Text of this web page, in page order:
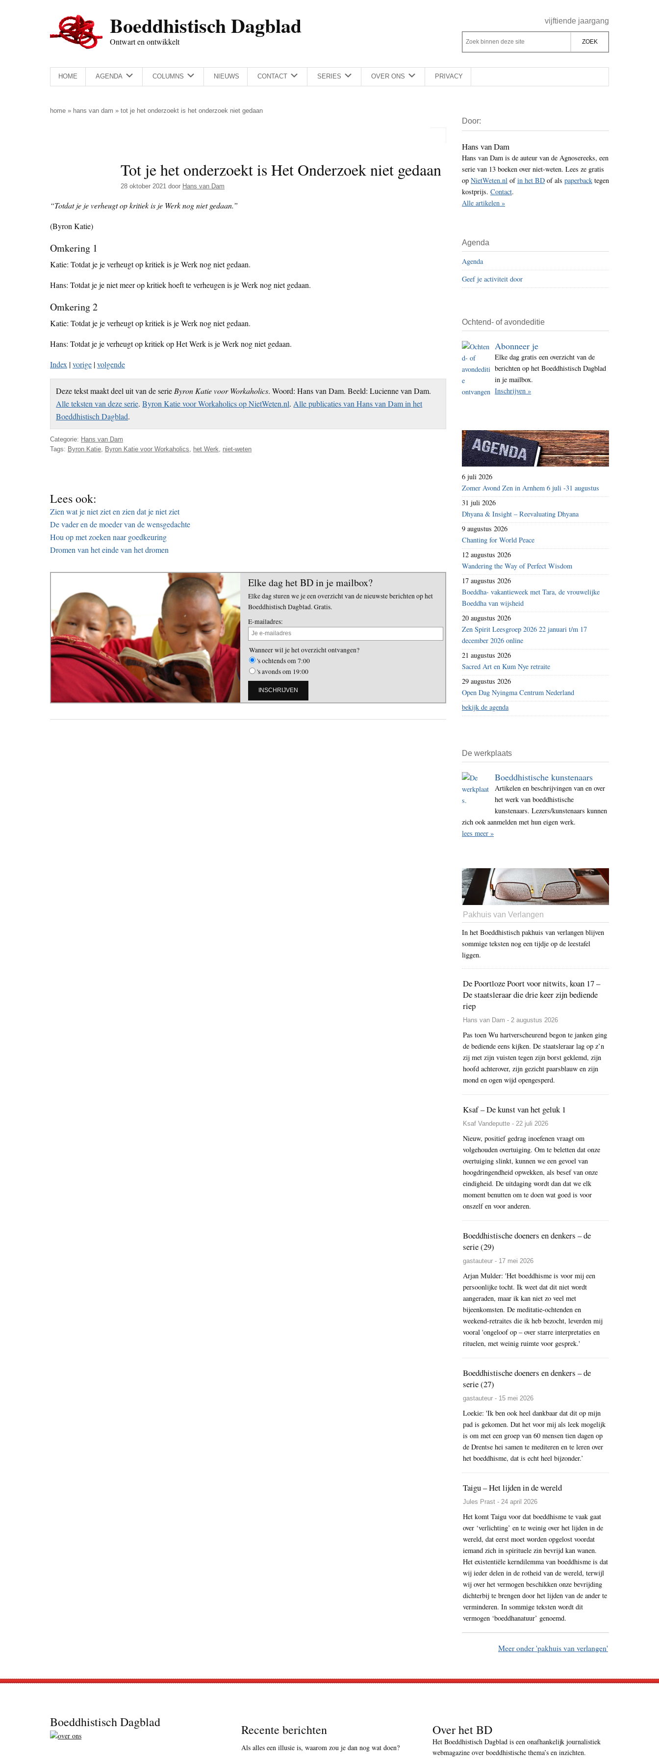
Boeddhistisch Dagblad
Ontwart en ontwikkelt
Rechts
vijftiende jaargang
Z
o
e
k
d
e
z
e
s
i
t
Z
o
k
b
n
n
e
z
e
t
e
HOME AGENDA COLUMNS NIEUWS CONTACT SERIES OVER ONS PRIVACY
home » hans van dam » tot je het onderzoekt is het onderzoek niet gedaan
Tot je het onderzoekt is Het Onderzoek niet gedaan
28 oktober 2021 door Hans van Dam
“Totdat je je verheugt op kritiek is je Werk nog niet gedaan.”
(Byron Katie)
Omkering 1
Katie: Totdat je je verheugt op kritiek is je Werk nog niet gedaan.
Hans: Totdat je je niet meer op kritiek hoeft te verheugen is je Werk nog niet gedaan.
Omkering 2
Katie: Totdat je je verheugt op kritiek is je Werk nog niet gedaan.
Hans: Totdat je je verheugt op kritiek op Het Werk is je Werk nog niet gedaan.
Index |vorige |volgende
Deze tekst maakt deel uit van de serieByron Katie voor Workaholics. Woord: Hans van Dam. Beeld: Lucienne van Dam.
Alle teksten van deze serie.Byron Katie voor Workaholics op NietWeten.nl.Alle publicaties van Hans van Dam in het
Boeddhistisch Dagblad.
Categorie: Hans van Dam
Tags: Byron Katie Byron Katie voor Workaholics het Werk niet-weten
Lees ook:
Zien wat je niet ziet en zien dat je niet ziet
De vader en de moeder van de wensgedachte
Hou op met zoeken naar goedkeuring
Dromen van het einde van het dromen
Elke dag het BD in je mailbox?
Elke dag sturen we je een overzicht van de nieuwste berichten op het
Boeddhistisch Dagblad. Gratis.
E-mailadres:
Wanneer wil je het overzicht ontvangen?
's ochtends om 7:00
's avonds om 19:00
Sidebar
Door:
Hans van Dam
Hans van Dam is de auteur van de Agnosereeks, een
serie van 13 boeken over niet-weten. Lees ze gratis
op NietWeten.nl ofin het BD of als paperback tegen
kostprijs. Contact.
Alle artikelen »
Agenda
Agenda
Geef je activiteit door
Ochtend- of avondeditie
Abonneer je
Elke dag gratis een overzicht van de
berichten op het Boeddhistisch Dagblad
in je mailbox.
Inschrijven »
6 juli 2026
Zomer Avond Zen in Arnhem 6 juli -31 augustus
31 juli 2026
Dhyana & Insight – Reevaluating Dhyana
9 augustus 2026
Chanting for World Peace
12 augustus 2026
Wandering the Way of Perfect Wisdom
17 augustus 2026
Boeddha- vakantieweek met Tara, de vrouwelijke
Boeddha van wijsheid
20 augustus 2026
Zen Spirit Leesgroep 2026 22 januari t/m 17
december 2026 online
21 augustus 2026
Sacred Art en Kum Nye retraite
29 augustus 2026
Open Dag Nyingma Centrum Nederland
bekijk de agenda
De werkplaats
Boeddhistische kunstenaars
Artikelen en beschrijvingen van en over
het werk van boeddhistische
kunstenaars. Lezers/kunstenaars kunnen
zich ook aanmelden met hun eigen werk.
lees meer »
Pakhuis van Verlangen
In het Boeddhistisch pakhuis van verlangen blijven
sommige teksten nog een tijdje op de leestafel
liggen.
De Poortloze Poort voor nitwits, koan 17 –
De staatsleraar die drie keer zijn bediende
riep
Hans van Dam - 2 augustus 2026
Pas toen Wu hartverscheurend begon te janken ging
de bediende eens kijken. De staatsleraar lag op z’n
zij met zijn vuisten tegen zijn borst geklemd, zijn
hoofd achterover, zijn gezicht paarsblauw en zijn
mond en ogen wijd opengesperd.
Ksaf – De kunst van het geluk 1
Ksaf Vandeputte - 22 juli 2026
Nieuw, positief gedrag inoefenen vraagt om
volgehouden overtuiging. Om te beletten dat onze
overtuiging slinkt, kunnen we een gevoel van
hoogdringendheid opwekken, als besef van onze
eindigheid. De uitdaging wordt dan dat we elk
moment benutten om te doen wat goed is voor
onszelf en voor anderen.
Boeddhistische doeners en denkers – de
serie (29)
gastauteur - 17 mei 2026
Arjan Mulder: 'Het boeddhisme is voor mij een
persoonlijke tocht. Ik weet dat dit niet wordt
aangeraden, maar ik kan niet zo veel met
bijeenkomsten. De meditatie-ochtenden en
weekend-retraites die ik heb bezocht, leverden mij
vooral 'ongeloof op – over starre interpretaties en
rituelen, met weinig ruimte voor gesprek.'
Boeddhistische doeners en denkers – de
serie (27)
gastauteur - 15 mei 2026
Loekie: 'Ik ben ook heel dankbaar dat dit op mijn
pad is gekomen. Dat het voor mij als leek mogelijk
is om met een groep van 60 mensen tien dagen op
de Drentse hei samen te mediteren en te leren over
het boeddhisme, dat is echt heel bijzonder.’
Taigu – Het lijden in de wereld
Jules Prast - 24 april 2026
Het komt Taigu voor dat boeddhisme te vaak gaat
over ‘verlichting’ en te weinig over het lijden in de
wereld, dat eerst moet worden opgelost voordat
iemand zich in spirituele zin bevrijd kan wanen.
Het existentiële kerndilemma van boeddhisme is dat
wij ieder delen in de rotheid van de wereld, terwijl
wij over het vermogen beschikken onze bevrijding
dichterbij te brengen door het lijden van de ander te
verminderen. In sommige teksten wordt dit
vermogen ‘boeddhanatuur’ genoemd.
Meer onder 'pakhuis van verlangen'
Boeddhistisch Dagblad Recente berichten
Als alles een illusie is, waarom zou je dan nog wat doen?
Over het BD
Het Boeddhistisch Dagblad is een onafhankelijk journalistiek
webmagazine over boeddhistische thema’s en inzichten.